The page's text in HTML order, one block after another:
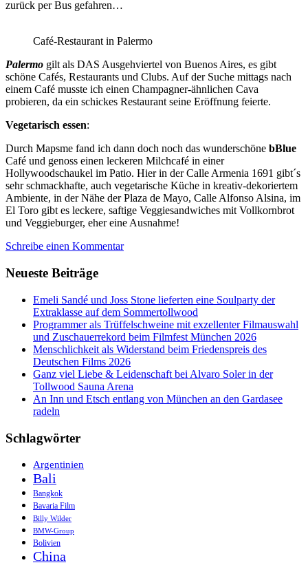
zurück per Bus gefahren…
Café-Restaurant in Palermo
Palermo gilt als DAS Ausgehviertel von Buenos Aires, es gibt
schöne Cafés, Restaurants und Clubs. Auf der Suche mittags nach
einem Café musste ich einen Champagner-ähnlichen Cava
probieren, da ein schickes Restaurant seine Eröffnung feierte.
Vegetarisch essen:
Durch Mapsme fand ich dann doch noch das wunderschöne bBlue
Café und genoss einen leckeren Milchcafé in einer
Hollywoodschaukel im Patio. Hier in der Calle Armenia 1691 gibt´s
sehr schmackhafte, auch vegetarische Küche in kreativ-dekoriertem
Ambiente, in der Nähe der Plaza de Mayo, Calle Alfonso Alsina, im
El Toro gibt es leckere, saftige Veggiesandwiches mit Vollkornbrot
und Veggieburger, eher eine Ausnahme!
Schreibe einen Kommentar
Neueste Beiträge
Emeli Sandé und Joss Stone lieferten eine Soulparty der
Extraklasse auf dem Sommertollwood
Programmer als Trüffelschweine mit exzellenter Filmauswahl
und Zuschauerrekord beim Filmfest München 2026
Menschlichkeit als Widerstand beim Friedenspreis des
Deutschen Films 2026
Ganz viel Liebe & Leidenschaft bei Alvaro Soler in der
Tollwood Sauna Arena
An Inn und Etsch entlang von München an den Gardasee
radeln
Schlagwörter
Argentinien
Bali
Bangkok
Bavaria Film
Billy Wilder
BMW-Group
Bolivien
China